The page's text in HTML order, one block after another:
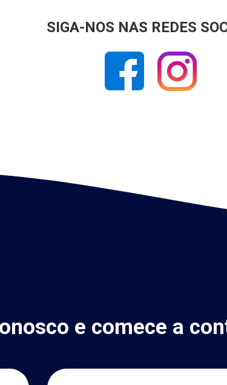
SIGA-NOS NAS REDES
e comece a